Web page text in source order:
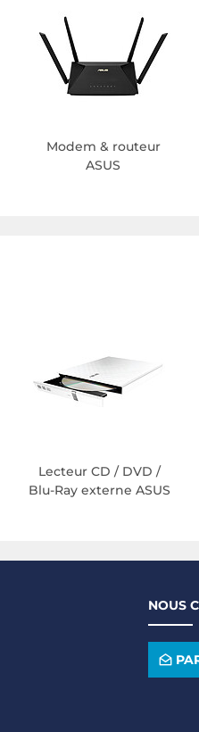
Modem & routeur
ASUS
Lecteur CD / DVD /
Blu-Ray externe ASUS
NOUS